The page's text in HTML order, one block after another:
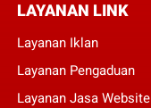
LAYANAN LINK
Layanan Iklan
Layanan Pengaduan
Layanan Jasa Website